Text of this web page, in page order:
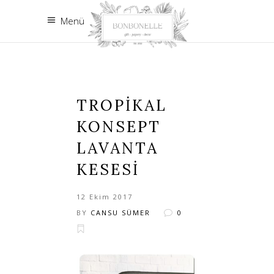
Menü
TROPIKAL
KONSEPT
LAVANTA
KESESI
12 Ekim 2017
BY CANSU SÜMER 0